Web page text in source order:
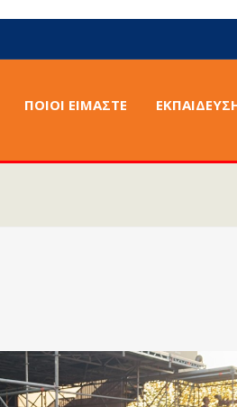
ΠΟΙΟΙ ΕΙΜΑΣΤΕ